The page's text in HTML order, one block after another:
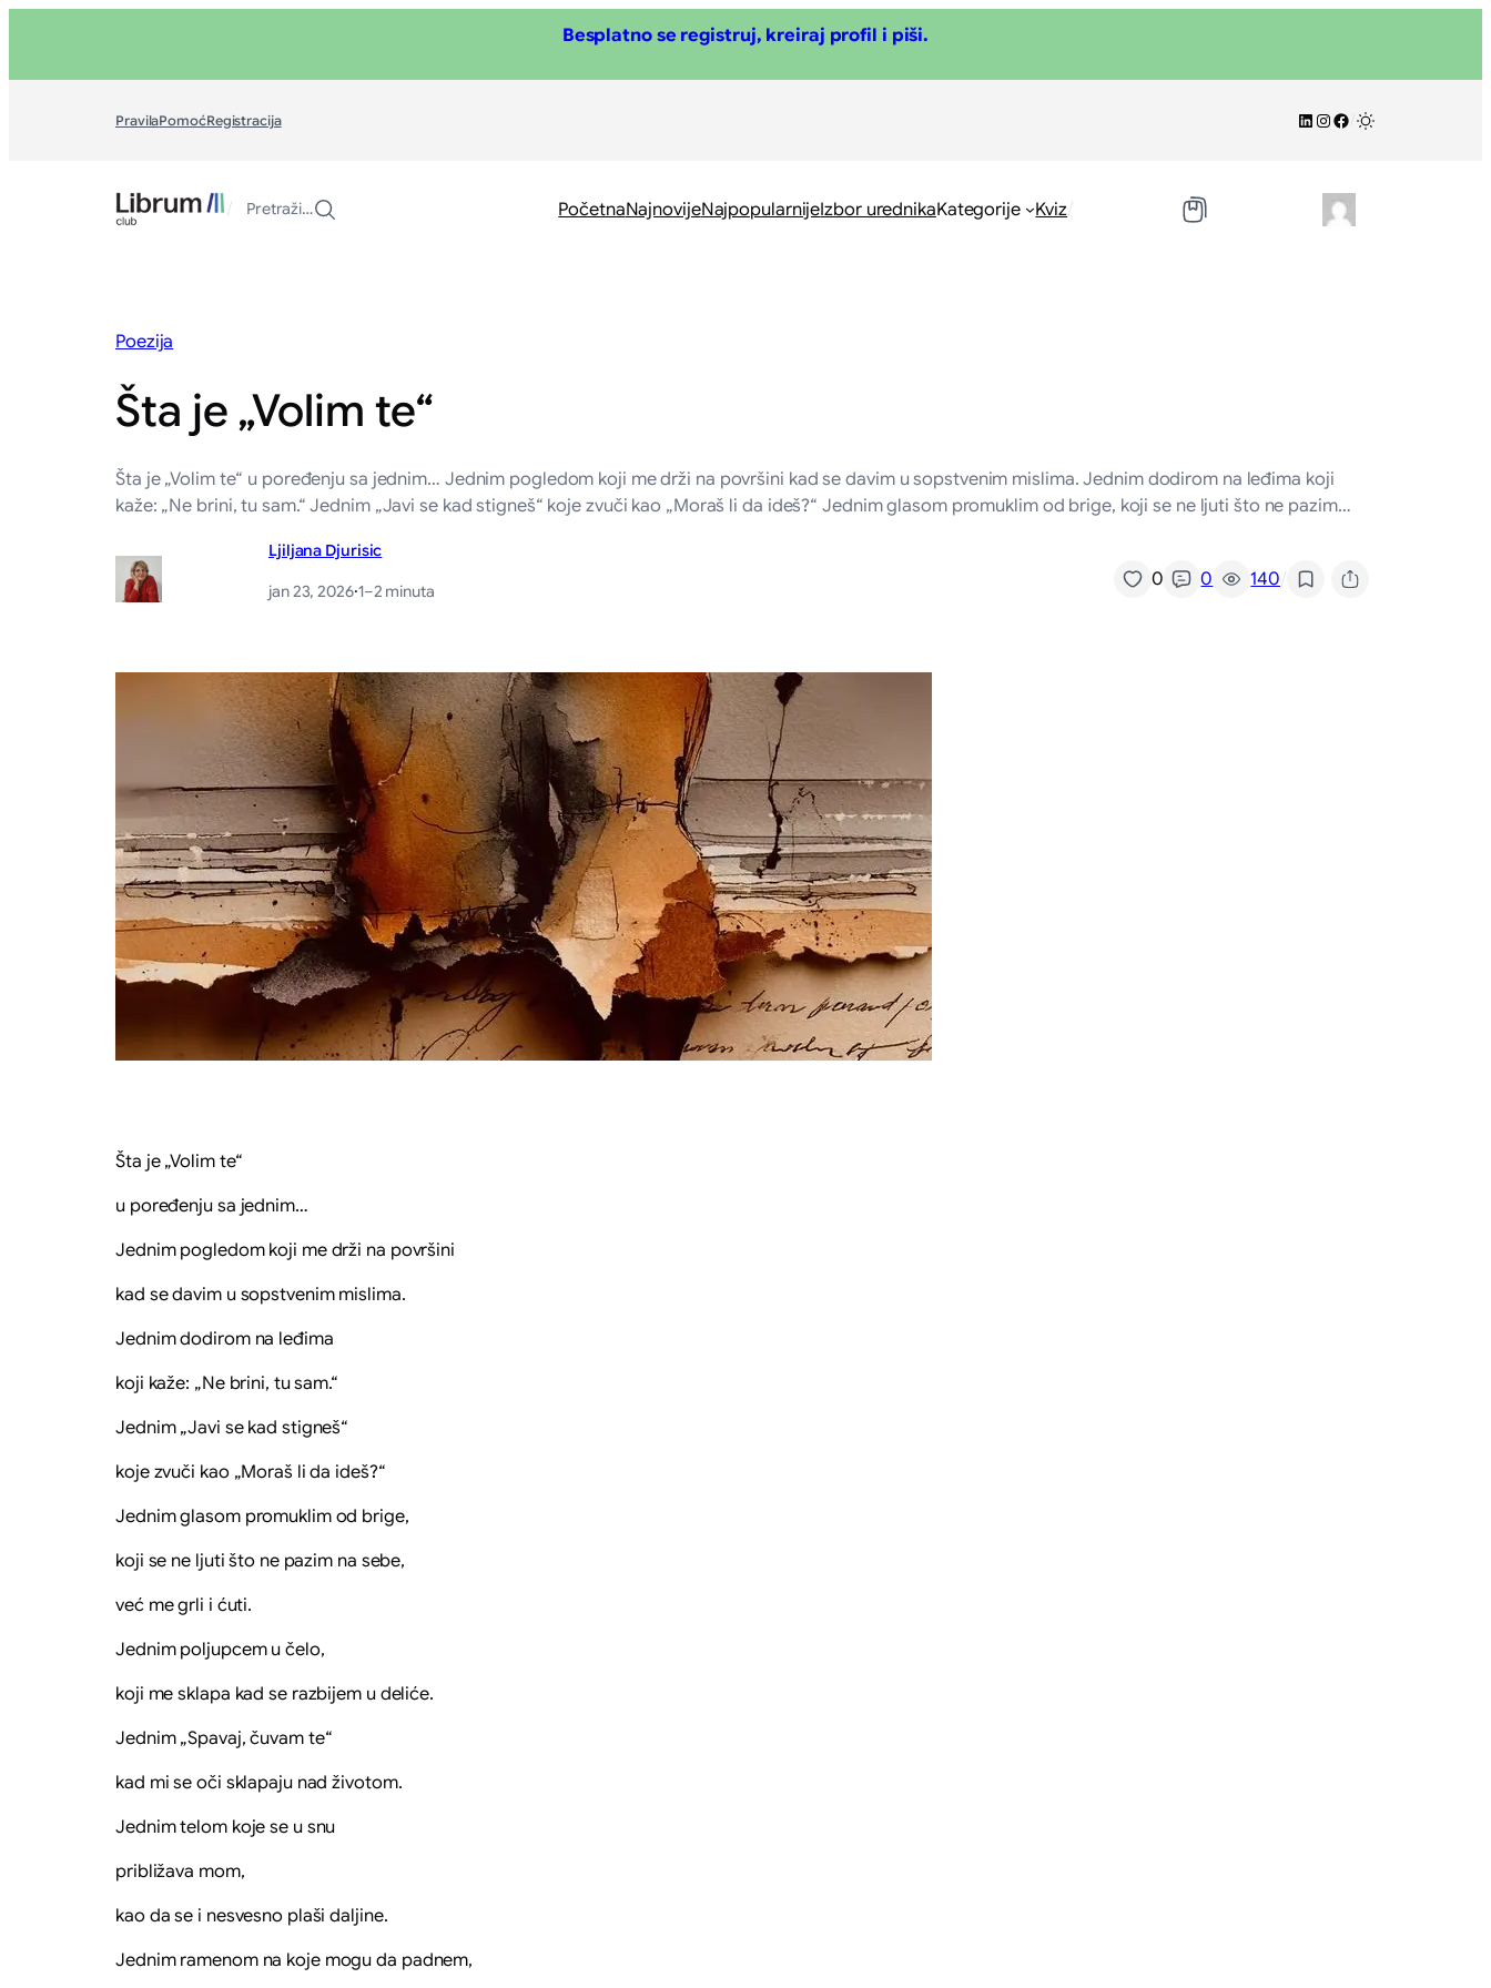
sadržaj
Besplatno se registruj, kreiraj profil i piši.
PravilaPomoćRegistracija LinkedIn
Instagram
Facebook
/ Pretraži… PočetnaNajnovijeNajpopularnijeIzbor urednikaKategorije Kviz/
Poezija
Šta je „Volim te“
Šta je „Volim te“ u poređenju sa jednim… Jednim pogledom koji me drži na površini kad se davim u sopstvenim mislima. Jednim dodirom na leđima koji
kaže: „Ne brini, tu sam.“ Jednim „Javi se kad stigneš“ koje zvuči kao „Moraš li da ideš?“ Jednim glasom promuklim od brige, koji se ne ljuti što ne pazim…
Ljiljana Djurisic
jan 23, 2026·1–2 minuta
0 0 140/
Šta je „Volim te“
u poređenju sa jednim…
Jednim pogledom koji me drži na površini
kad se davim u sopstvenim mislima.
Jednim dodirom na leđima
koji kaže: „Ne brini, tu sam.“
Jednim „Javi se kad stigneš“
koje zvuči kao „Moraš li da ideš?“
Jednim glasom promuklim od brige,
koji se ne ljuti što ne pazim na sebe,
već me grli i ćuti.
Jednim poljupcem u čelo,
koji me sklapa kad se razbijem u deliće.
Jednim „Spavaj, čuvam te“
kad mi se oči sklapaju nad životom.
Jednim telom koje se u snu
približava mom,
kao da se i nesvesno plaši daljine.
Jednim ramenom na koje mogu da padnem,